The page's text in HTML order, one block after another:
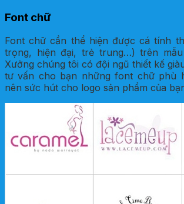
Font chữ
Font chữ cần thể hiện được cá tính
trọng, hiện đại, trẻ trung…) trên
Xưởng chúng tôi có đội ngũ thiết kế
tư vấn cho bạn những font chữ phù
nên sức hút cho logo sản phẩm của